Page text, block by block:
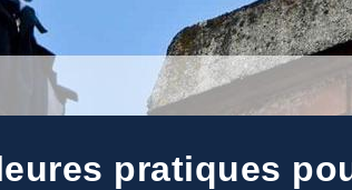
pratiques